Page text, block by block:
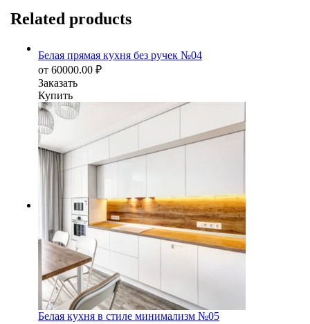
Related products
Белая прямая кухня без ручек №04
от 60000.00 ₽
Заказать
Купить
Белая кухня в стиле минимализм №05